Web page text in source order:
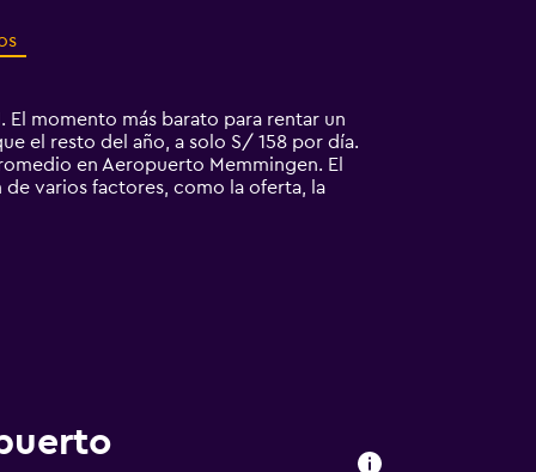
momento más barato para rentar un
el resto del año, a solo S/ 158 por día.
en Aeropuerto Memmingen. El
varios factores, como la oferta, la